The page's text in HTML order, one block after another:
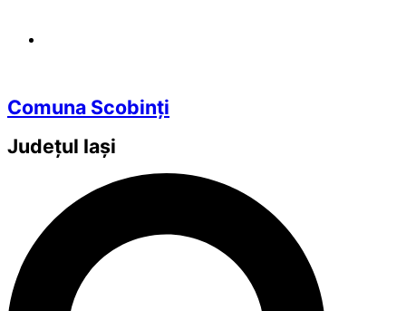
Comuna Scobinți
Județul Iași